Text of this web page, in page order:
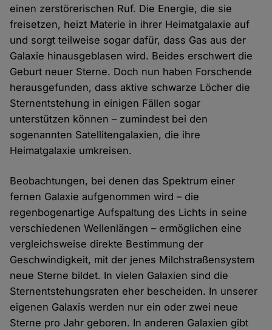
einen zerstörerischen Ruf. Die Energie, die sie
freisetzen, heizt Materie in ihrer Heimatgalaxie auf
und sorgt teilweise sogar dafür, dass Gas aus der
Galaxie hinausgeblasen wird. Beides erschwert die
Geburt neuer Sterne. Doch nun haben Forschende
herausgefunden, dass aktive schwarze Löcher die
Sternentstehung in einigen Fällen sogar
unterstützen können – zumindest bei den
sogenannten Satellitengalaxien, die ihre
Heimatgalaxie umkreisen.
Beobachtungen, bei denen das Spektrum einer
fernen Galaxie aufgenommen wird – die
regenbogenartige Aufspaltung des Lichts in seine
verschiedenen Wellenlängen – ermöglichen eine
vergleichsweise direkte Bestimmung der
Geschwindigkeit, mit der jenes Milchstraßensystem
neue Sterne bildet. In vielen Galaxien sind die
Sternentstehungsraten eher bescheiden. In unserer
eigenen Galaxis werden nur ein oder zwei neue
Sterne pro Jahr geboren. In anderen Galaxien gibt